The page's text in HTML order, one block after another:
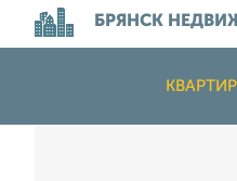
БРЯНСК